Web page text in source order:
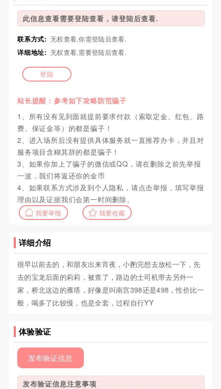
此信息查看需要登陆查看，请登陆后查看.
联系方式: 无权查看,你需登陆后查看.
详细地址: 无权查看,需要登陆后查看.
登陆
站长提醒：参考如下攻略防范骗子
1、所有没有见到面就提前要求付款（索取定金、红包、路
费、保证金等）的都是骗子！
2、进入场所后没有提供具体服务就一直推荐办卡，并且对
服务项目含糊其辞的都是骗子！
3、如果你加上了骗子的微信或QQ，请在删除之前先举报
一波，我们将返还你的金币
4、如果联系方式涉及到个人隐私，请点击举报，填写举报
理由以及证据我们会第一时间删除。
我要举报 我要收藏
详细介绍
很早以前去的，和朋友出来宵夜，小酌完想去放松一下，先
去的宝龙后面的莉莉，被查了，路边的士司机带去另外一
家，桥北这边的雁塔，好像是叫南宫398还是498，性价比一
般，喝多了比较慢，也是全套，过程自行YY
体验验证
发布验证信息
发布验证信息注意事项